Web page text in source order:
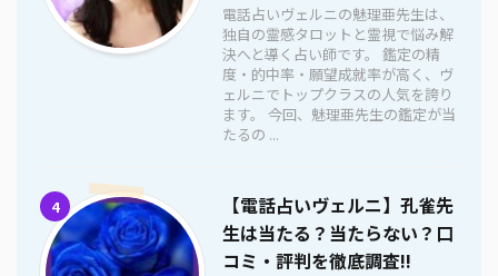
電話占いヴェルニの魅理亜先生は、
独自の霊感タロットと霊視で悩み解
決へと導く占い師です。 鑑定の精
度・的中率・願望成就率が高く、ヴ
ェルニでトップクラスの人気を誇り
ます。 今回、魅理亜先生の鑑定が当
たるの ...
4
【電話占いヴェルニ】孔雀先
生は当たる？当たらない？口
コミ・評判を徹底調査!!